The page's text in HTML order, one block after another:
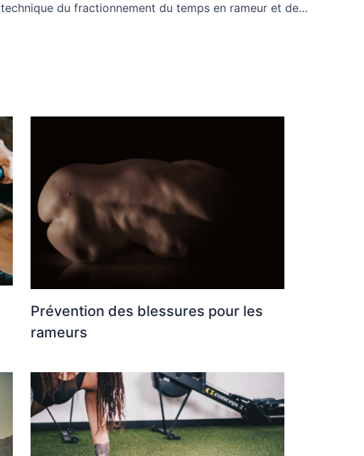
La technique du fractionnement du temps en rameur et des conseils pour l’améliorer
Prévention des blessures pour les
rameurs